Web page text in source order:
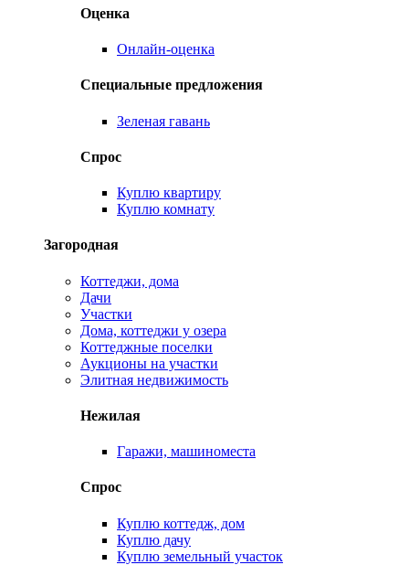
Оценка
Онлайн-оценка
Специальные предложения
Зеленая гавань
Спрос
Куплю квартиру
Куплю комнату
Загородная
Коттеджи, дома
Дачи
Участки
Дома, коттеджи у озера
Коттеджные поселки
Аукционы на участки
Элитная недвижимость
Нежилая
Гаражи, машиноместа
Спрос
Куплю коттедж, дом
Куплю дачу
Куплю земельный участок